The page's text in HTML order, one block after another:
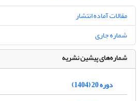
مقالات آماده انتشار
شماره جاری
شماره‌های پیشین نشریه
دوره 20 (1404)